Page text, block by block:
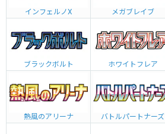
インフェルノX メガブレイブ
ブラックボルト ホワイトフレア
熱風のアリーナ バトルパートナーズ